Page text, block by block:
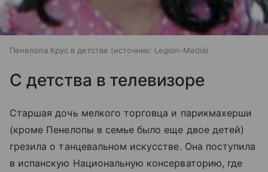
Пенелопа Крус в детстве источник: Legion-Media
С детства в телевизоре
Старшая дочь мелкого торговца и парикмахерши
(кроме Пенелопы в семье было еще двое детей)
грезила о танцевальном искусстве. Она поступила
в испанскую Национальную консерваторию, где